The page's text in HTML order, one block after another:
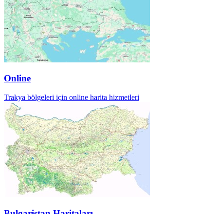
Online
Trakya bölgeleri için online harita hizmetleri